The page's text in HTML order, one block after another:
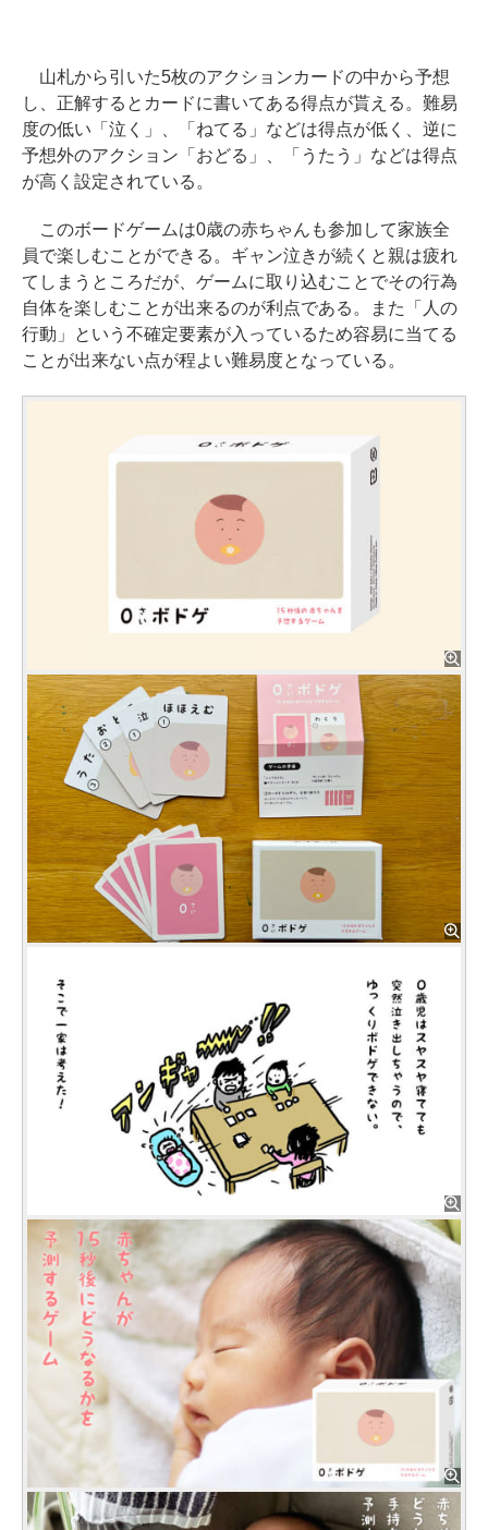
山札から引いた5枚のアクションカードの中から予想
し、正解するとカードに書いてある得点が貰える。難易
度の低い「泣く」、「ねてる」などは得点が低く、逆に
予想外のアクション「おどる」、「うたう」などは得点
が高く設定されている。
このボードゲームは0歳の赤ちゃんも参加して家族全
員で楽しむことができる。ギャン泣きが続くと親は疲れ
てしまうところだが、ゲームに取り込むことでその行為
自体を楽しむことが出来るのが利点である。また「人の
行動」という不確定要素が入っているため容易に当てる
ことが出来ない点が程よい難易度となっている。